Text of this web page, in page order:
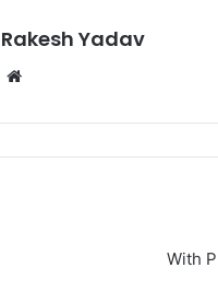
Rakesh Yadav
b
s
With